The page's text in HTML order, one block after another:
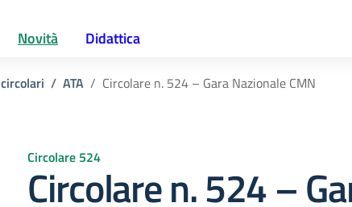
Novità Didattica
ATA Circolare n. 524 – Gara Nazionale CMN
Circolare 524
Circolare n. 524 –